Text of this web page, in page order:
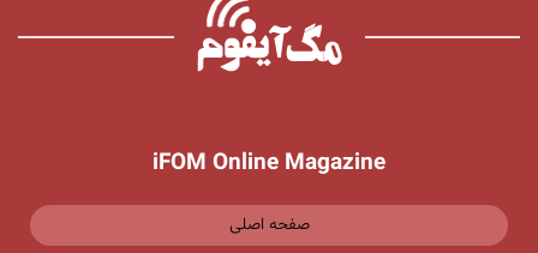
iFOM Online Magazine
صفحه اصلی